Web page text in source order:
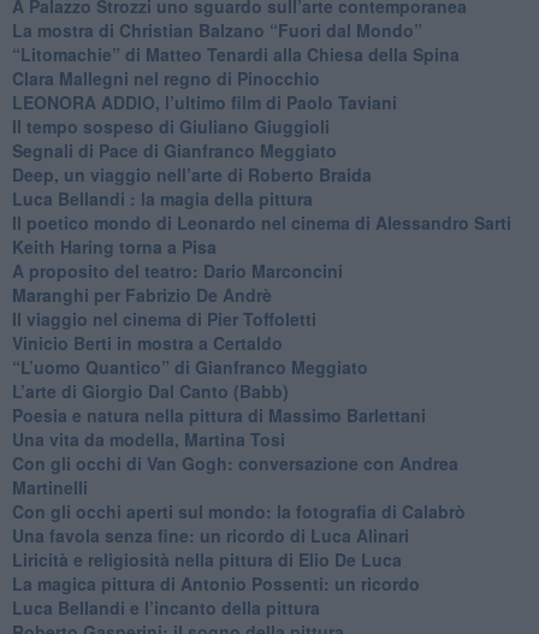
​A Palazzo Strozzi uno sguardo sull’arte contemporanea
La mostra di Christian Balzano “Fuori dal Mondo”
​“Litomachie” di Matteo Tenardi alla Chiesa della Spina
​Clara Mallegni nel regno di Pinocchio
​LEONORA ADDIO, l’ultimo film di Paolo Taviani
Il tempo sospeso di Giuliano Giuggioli
Segnali di Pace di Gianfranco Meggiato
​Deep, un viaggio nell’arte di Roberto Braida
​Luca Bellandi : la magia della pittura
​Il poetico mondo di Leonardo nel cinema di Alessandro Sarti
​Keith Haring torna a Pisa
​A proposito del teatro: Dario Marconcini
Maranghi per Fabrizio De Andrè
​Il viaggio nel cinema di Pier Toffoletti
Vinicio Berti in mostra a Certaldo
“L’uomo Quantico” di Gianfranco Meggiato
​L’arte di Giorgio Dal Canto (Babb)
Poesia e natura nella pittura di Massimo Barlettani
Una vita da modella, Martina Tosi
​Con gli occhi di Van Gogh: conversazione con Andrea
Martinelli
​Con gli occhi aperti sul mondo: la fotografia di Calabrò
Una favola senza fine: un ricordo di Luca Alinari
Liricità e religiosità nella pittura di Elio De Luca
La magica pittura di Antonio Possenti: un ricordo
Luca Bellandi e l’incanto della pittura